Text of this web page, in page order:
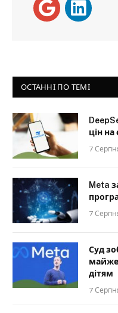
ОСТАННІ ПО ТЕМІ
цін на
7
Meta
7
Суд
майже
дітям
7